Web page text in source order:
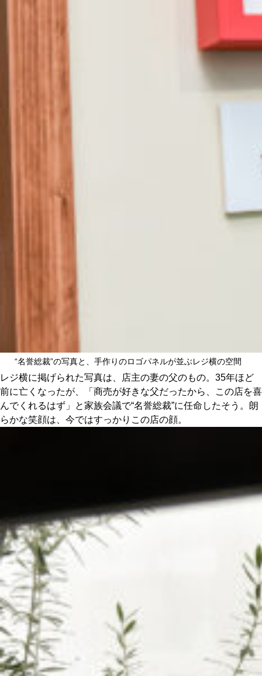
“名誉総裁”の写真と、手作りのロゴパネルが並ぶレジ横の空間
レジ横に掲げられた写真は、店主の妻の父のもの。35年ほど
前に亡くなったが、「商売が好きな父だったから、この店を喜
んでくれるはず」と家族会議で“名誉総裁”に任命したそう。朗
らかな笑顔は、今ではすっかりこの店の顔。